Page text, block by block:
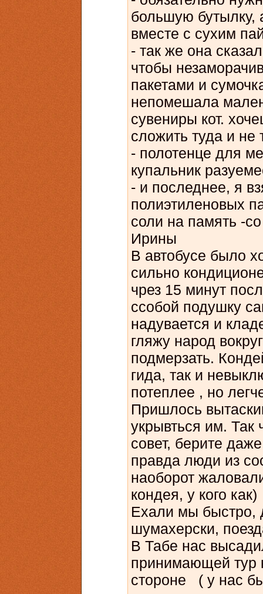
большую бутылку,
вместе с сухим
- так же она
чтобы
пакетами и
непомешала
сувениры кот.
сложить туда и не
- полотенце для
купальник
- и последнее, я
полиэтиленовых
соли на память -
Ирины
В автобусе было
сильно
чрез 15 минут
ссобой подушку
надувается и
гляжу народ
подмерзать.
гида, так и
потеплее , но
Пришлось
укрывться им. Так
совет, берите
правда люди из
наоборот
кондея, у кого
Ехали мы быстро,
шумахерски,
В Табе нас
принимающей тур
стороне ( у нас